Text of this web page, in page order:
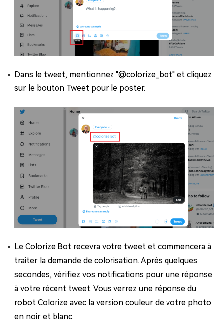
Dans le tweet, mentionnez "@colorize_bot" et cliquez
sur le bouton Tweet pour le poster.
Le Colorize Bot recevra votre tweet et commencera à
traiter la demande de colorisation. Après quelques
secondes, vérifiez vos notifications pour une réponse
à votre récent tweet. Vous verrez une réponse du
robot Colorize avec la version couleur de votre photo
en noir et blanc.